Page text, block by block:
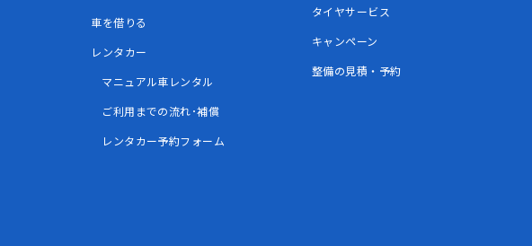
車を借りる
レンタカー
マニュアル車レンタル
ご利用までの流れ･補償
レンタカー予約フォーム
タイヤサービス
キャンペーン
整備の見積・予約